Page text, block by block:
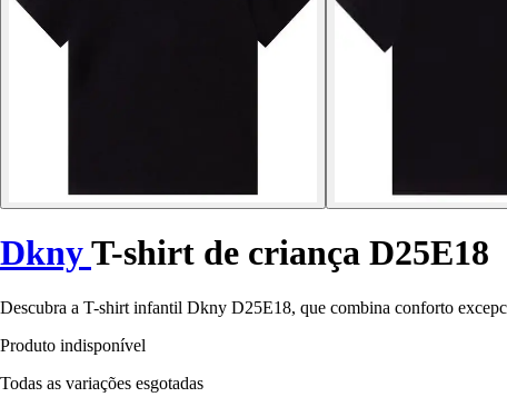
DknyT-shirt de criança D25E18
Descubra a T-shirt infantil Dkny D25E18, que combina conforto
Produto indisponível
Todas as variações esgotadas